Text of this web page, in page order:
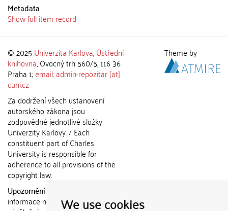
We use cookies
Metadata
Show full item record
© 2025 Univerzita Karlova,Ústřední
knihovna, Ovocný trh 560/5, 116 36
Praha 1;email: admin-repozitar [at]
cuni.cz
Za dodržení všech ustanovení
autorského zákona jsou
zodpovědné jednotlivé složky
Univerzity Karlovy. / Each
constituent part of Charles
University is responsible for
adherence to all provisions of the
copyright law.
Upozornění / Notice:
informace nemohou být použity k
Theme by